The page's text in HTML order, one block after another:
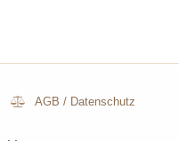
AGB / Datenschutz